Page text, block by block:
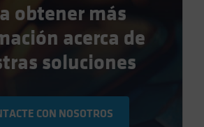
obtener más
acerca de
soluciones
CON NOSOTROS